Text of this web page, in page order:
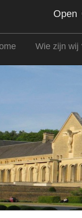
Open
Wie zijn wij